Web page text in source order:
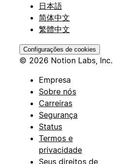
日本語
简体中文
繁體中文
Configurações de cookies
© 2026 Notion Labs, Inc.
Empresa
Sobre nós
Carreiras
Segurança
Status
Termos e
privacidade
Seus direitos de